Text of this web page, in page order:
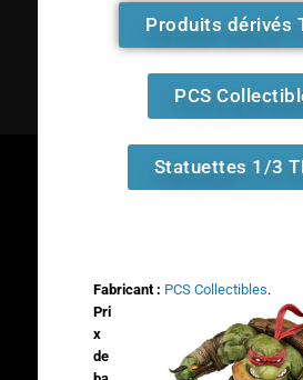
Produits dérivés
PCS
Statuettes 1/3
Fabricant : PCS Collectibles.
Pri
x
de